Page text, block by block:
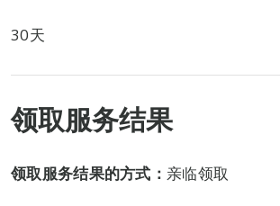
30天
领取服务结果
领取服务结果的方式： 亲临领取